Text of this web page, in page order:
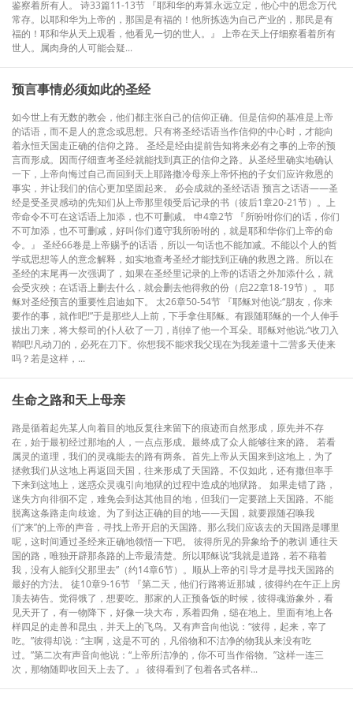
鉴察着所有人。 诗33篇11-13节 『耶和华的寿算永远立定，他心中的思念万代
常存。以耶和华为上帝的，那国是有福的！他所拣选为自己产业的，那民是有
福的！耶和华从天上观看，他看见一切的世人。』 上帝在天上仔细察看着所有
世人。属肉身的人可能会疑...
预言事情必须如此的圣经
如今世上有无数的教会，他们都主张自己的信仰正确。但是信仰的基准是上帝
的话语，而不是人的意念或思想。只有将圣经话语当作信仰的中心时，才能向
着永恒天国走正确的信仰之路。 圣经是经由提前告知将来必有之事的上帝的预
言而形成。因而仔细查考圣经就能找到真正的信仰之路。从圣经里确实地确认
一下，上帝向悔过自己而回到天上耶路撒冷母亲上帝怀抱的子女们应许救恩的
事实，并让我们的信心更加坚固起来。 必会成就的圣经话语 预言之话语——圣
经是受圣灵感动的先知们从上帝那里领受后记录的书（彼后1章20-21节）。上
帝命令不可在这话语上加添，也不可删减。 申4章2节 『所吩咐你们的话，你们
不可加添，也不可删减，好叫你们遵守我所吩咐的，就是耶和华你们上帝的命
令。』 圣经66卷是上帝赐予的话语，所以一句话也不能加减。不能以个人的哲
学或思想等人的意念解释，如实地查考圣经才能找到正确的救恩之路。所以在
圣经的末尾再一次强调了，如果在圣经里记录的上帝的话语之外加添什么，就
会受灾殃；在话语上删去什么，就会删去他得救的份（启22章18-19节）。 耶
稣对圣经预言的重要性启迪如下。 太26章50-54节 『耶稣对他说:“朋友，你来
要作的事，就作吧!”于是那些人上前，下手拿住耶稣。有跟随耶稣的一个人伸手
拔出刀来，将大祭司的仆人砍了一刀，削掉了他一个耳朵。耶稣对他说:“收刀入
鞘吧!凡动刀的，必死在刀下。你想我不能求我父现在为我差遣十二营多天使来
吗？若是这样，...
生命之路和天上母亲
路是循着起先某人向着目的地反复往来留下的痕迹而自然形成，原先并不存
在，始于最初经过那地的人，一点点形成。最终成了众人能够往来的路。 若看
属灵的道理，我们的灵魂能去的路有两条。首先上帝从天国来到这地上，为了
拯救我们从这地上再返回天国，往来形成了天国路。不仅如此，还有撒但率手
下来到这地上，迷惑众灵魂引向地狱的过程中造成的地狱路。 如果走错了路，
迷失方向徘徊不定，难免会到达其他目的地，但我们一定要踏上天国路。不能
脱离这条路走向歧途。为了到达正确的目的地——天国，就要跟随召唤我
们“来”的上帝的声音，寻找上帝开启的天国路。那么我们应该去的天国路是哪里
呢，这时间通过圣经来正确地领悟一下吧。 彼得所见的异象给予的教训 通往天
国的路，唯独开辟那条路的上帝最清楚。所以耶稣说“我就是道路，若不藉着
我，没有人能到父那里去”（约14章6节）。顺从上帝的引导才是寻找天国路的
最好的方法。 徒10章9-16节 『第二天，他们行路将近那城，彼得约在午正上房
顶去祷告。觉得饿了，想要吃。那家的人正预备饭的时候，彼得魂游象外，看
见天开了，有一物降下，好像一块大布，系着四角，缒在地上。里面有地上各
样四足的走兽和昆虫，并天上的飞鸟。又有声音向他说：“彼得，起来，宰了
吃。”彼得却说：“主啊，这是不可的，凡俗物和不洁净的物我从来没有吃
过。”第二次有声音向他说：“上帝所洁净的，你不可当作俗物。”这样一连三
次，那物随即收回天上去了。』 彼得看到了包着各式各样...